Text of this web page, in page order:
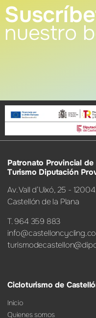
nuestro
Patronato Provincial de
Turismo Diputación
Av. Vall d’Uixó, 25 -
Castellón de la Plana
T. 964 359 883
Cicloturismo de
Inicio
Quienes somos